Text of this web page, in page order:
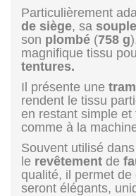
Particulièrement
de siège, sa
son plombé (758 g
magnifique tissu
tentures.
Il présente une
rendent le tissu
en restant simple
comme à la
Souvent utilisé dans
le revêtement de
qualité, il permet
seront élégants,